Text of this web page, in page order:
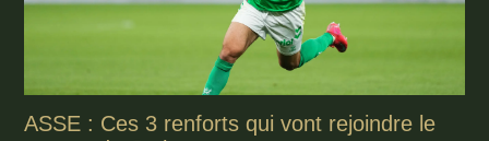
ASSE : Ces 3 renforts qui vont rejoindre le